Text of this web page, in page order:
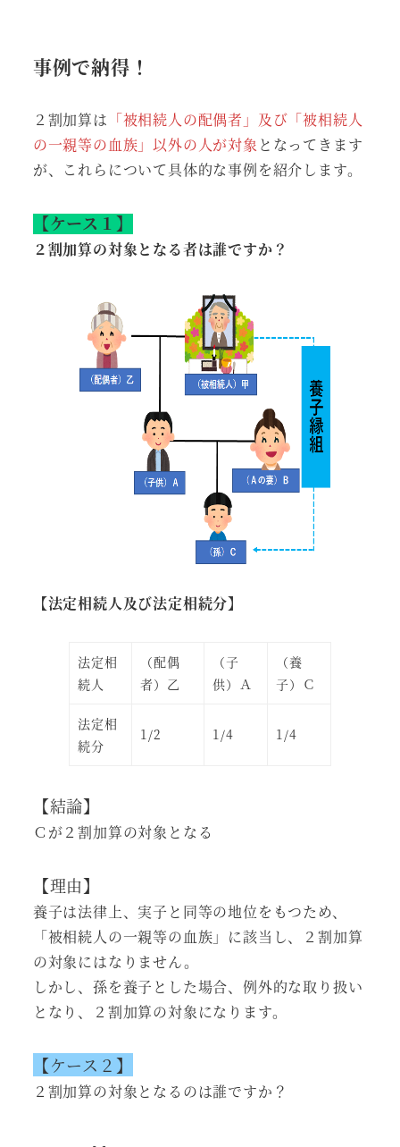
事例で納得！
２割加算は 「被相続人の配偶者」及び「被相続人
の一親等の血族」以外の人が対象 となってきます
が、これらについて具体的な事例を紹介します。
【ケース１】
２割加算の対象となる者は誰ですか？
【法定相続人及び法定相続分】
法定相
続人
（配偶
者）乙
（子
供）Ａ
（養
子）Ｃ
法定相
続分
1/2 1/4 1/4
【結論】
Ｃが２割加算の対象となる
【理由】
養子は法律上、実子と同等の地位をもつため、
「被相続人の一親等の血族」に該当し、２割加算
の対象にはなりません。
しかし、孫を養子とした場合、例外的な取り扱い
となり、２割加算の対象になります。
【ケース２】
２割加算の対象となるのは誰ですか？